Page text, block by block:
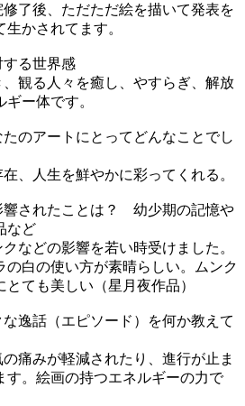
了後、ただただ絵を描いて発表を
かされてます。
る世界感
観る人々を癒し、やすらぎ、解放
ー体です。
のアートにとってどんなことでし
、人生を鮮やかに彩ってくれる。
響されたことは？ 幼少期の記憶や
など
などの影響を若い時受けました。
の白の使い方が素晴らしい。ムンク
ても美しい（星月夜作品）
逸話（エピソード）を何か教えて
痛みが軽減されたり、進行が止ま
す。絵画の持つエネルギーの力で